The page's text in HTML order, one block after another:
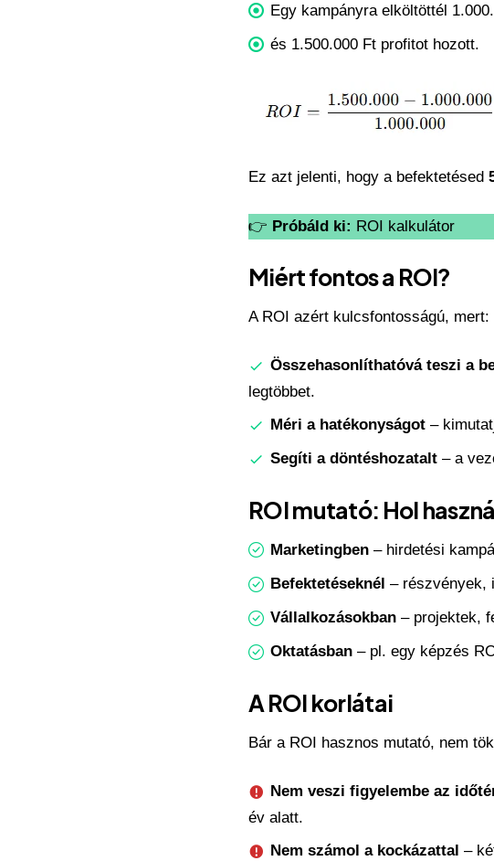
Egy kampányra elköltöttél
és 1.500.000 Ft profitot hozott.
Ez azt jelenti, hogy a befektetésed
👉 Próbáld ki: ROI kalkulátor
Miért fontos a ROI?
A ROI azért kulcsfontosságú, mert:
Összehasonlíthatóvá teszi a
legtöbbet.
Méri a hatékonyságot –
Segíti a döntéshozatalt – a
ROI mutató: Hol
Marketingben – hirdetési
Befektetéseknél – részvények,
Vállalkozásokban – projektek,
Oktatásban – pl. egy képzés
A ROI korlátai
Bár a ROI hasznos mutató, nem
Nem veszi figyelembe az
év alatt.
Nem számol a kockázattal –